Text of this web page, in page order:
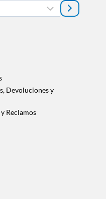
Devoluciones y
Reclamos